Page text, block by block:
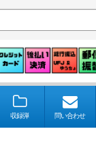
収録弾 問い合わせ